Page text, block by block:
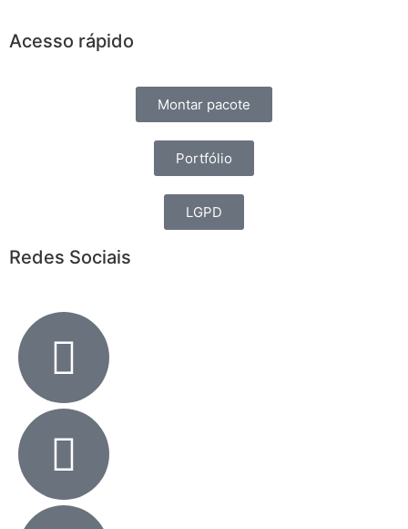
Acesso rápido
Montar pacote
Portfólio
LGPD
Redes Sociais